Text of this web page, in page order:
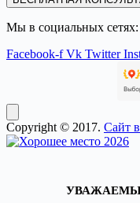
Мы в социальных сетях:
Facebook-f Vk Twitter
Copyright © 2017. Сайт